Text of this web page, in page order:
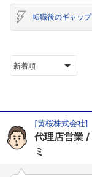
転職後のギャップ
新着順
[黄桜株式会社]
代理店営業
ミ